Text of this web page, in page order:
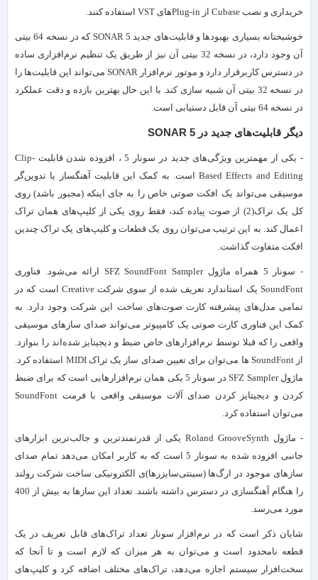
خریداری و نصب Cubase از Plug-inهای VST استفاده کنند.
خوشبختانه بسیاری بهبودها و قابلیت‌های جدید SONAR 5 که در نسخه 64 بیتی
آن وجود دارد، در نسخه 32 بیتی آن نیز از طریق یک تنظیم نرم‌افزاری ساده
در دسترس کاربرقرار دارد و موتور نرم‌افزار SONAR می‌تواند این قابلیت‌ها را
در نسخه 32 بیتی آن شبیه سازی کند. با این حال بهترین بازده و دقت عملکرد
در نسخه 64 بیتی آن قابل دستیابی است.
دیگر قابلیت‌های جدید در SONAR 5
- یکی از مهمترین ویژگی‌های جدید در سونار 5 ، افزوده شدن قابلیت Clip-
Based Effects and Editing است. به کمک این قابلیت آهنگساز یا تدوین‌گر
موسیقی می‌تواند یک افکت صوتی خاص را به جای اینکه (مجبور باشد) روی
کل یک تراک(2) از صوت پیاده کند، فقط روی یکی از کلیپ‌های همان تراک
اعمال کند. به این ترتیب می‌توان روی یک قطعات و کلیپ‌های یک تراک چندین
افکت متفاوت گذاشت.
- سونار 5 همراه ماژول SFZ SoundFont Sampler ارائه می‌شود. فناوری
SoundFont یک استاندارد تعریف شده از سوی شرکت Creative است که در
تمامی مدل‌های پیشرفته کارت صوت‌های ساخت این شرکت وجود دارد. به
کمک این فناوری کارت صوتی یک کامپیوتر می‌تواند صدای سازهای موسیقی
واقعی را که قبلا توسط نرم‌افزارهای خاص ضبط و دیجیتایز شده‌اند را بنوازد.
از SoundFont ها می‌توان برای تعیین صدای ساز یک تراک MIDI استفاده کرد.
ماژول SFZ Sampler در سونار 5 یکی همان نرم‌افزارهایی است که برای ضبط
کردن و دیجیتایز کردن صدای آلات موسیقی واقعی با فرمت SoundFont
می‌توان استفاده کرد.
- ماژول Roland GrooveSynth یکی از قدرتمندترین و جالب‌ترین ابزارهای
جانبی افزوده شده به سونار 5 است که به کاربر امکان می‌دهد تمام صدای
سازهای موجود در ارگ‌ها (سینتی‌سایزرها)ی الکترونیکی ساخت شرکت رولند
را هنگام آهنگسازی در دسترس داشته باشند. تعداد این سازها به بیش از 400
مورد می‌رسد.
شایان ذکر است که در نرم‌افزار سونار تعداد تراک‌های قابل تعریف در یک
قطعه نامحدود است و می‌توان به هر میزان که لازم است و تا آنجا که
سخت‌افزار سیستم اجازه می‌دهد، تراک‌های مختلف اضافه کرد و کلیپ‌های